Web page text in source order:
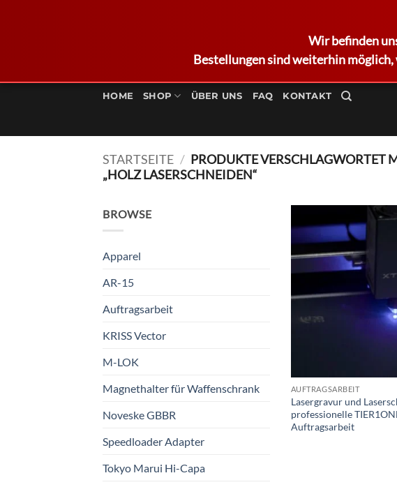
Wir befinden
Bestellungen sind weiterhin
Inhalt
HOME SHOP ÜBER UNS FAQ KONTAKT
STARTSEITE / PRODUKTE VERSCHLAGWORTET
„HOLZ LASERSCHNEIDEN“
BROWSE
Apparel
AR-15
Auftragsarbeit
KRISS Vector
M-LOK
Magnethalter für Waffenschrank
Noveske GBBR
Speedloader Adapter
Tokyo Marui Hi-Capa
AUFTRAGSARBEIT
Lasergravur und
professionelle
Auftragsarbeit